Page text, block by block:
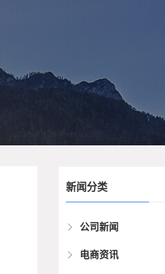
新闻分类
公司新闻
电商资讯